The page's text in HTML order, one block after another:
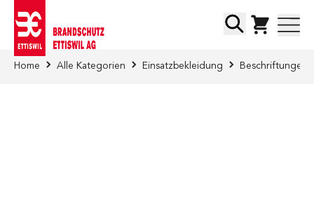
Suche
Home Alle Kategorien Einsatzbekleidung Beschriftungen